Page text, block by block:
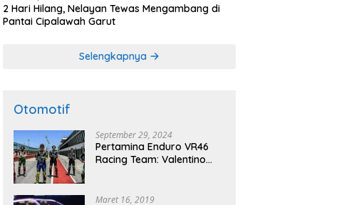
2 Hari Hilang, Nelayan Tewas Mengambang di
Pantai Cipalawah Garut
Selengkapnya
Otomotif
September 29, 2024
Pertamina Enduro VR46
Racing Team: Valentino
Pertamina Mandalika
Maret 16, 2019